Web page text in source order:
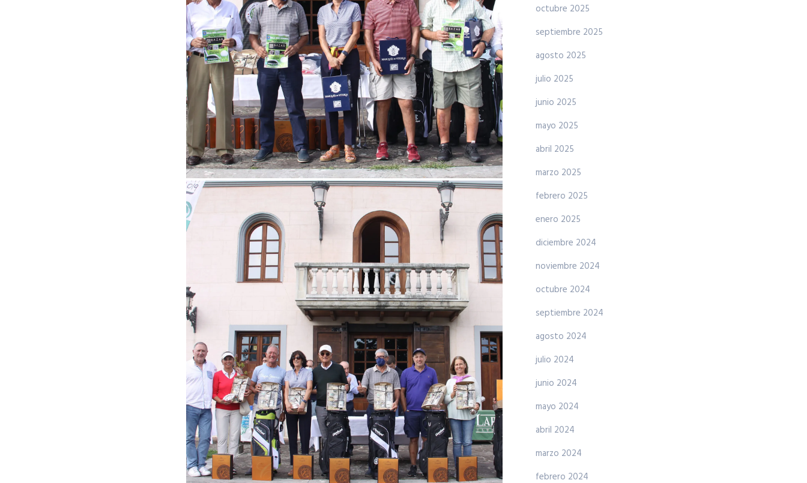
octubre 2025
septiembre 2025
agosto 2025
julio 2025
junio 2025
mayo 2025
abril 2025
marzo 2025
febrero 2025
enero 2025
diciembre 2024
noviembre 2024
octubre 2024
septiembre 2024
agosto 2024
julio 2024
junio 2024
mayo 2024
abril 2024
marzo 2024
febrero 2024